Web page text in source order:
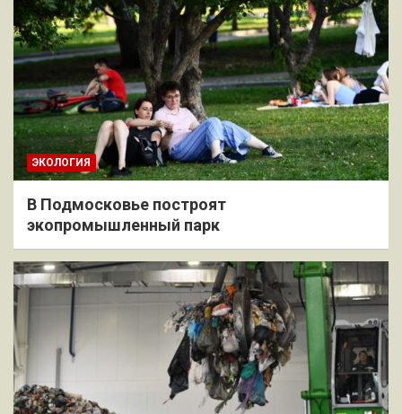
ЭКОЛОГИЯ
В Подмосковье построят
экопромышленный парк